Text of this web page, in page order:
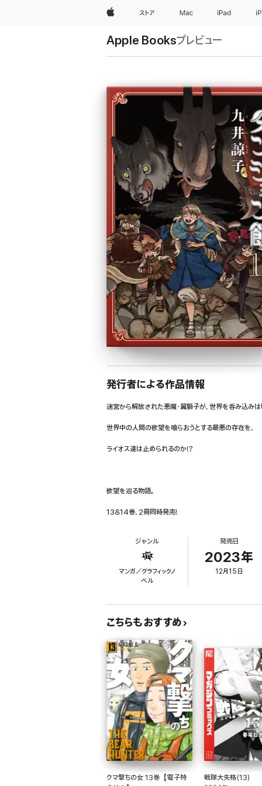
Appleストア Mac iPad
Apple Booksプレビュー
発行者による作品情報
迷宮から解放された悪魔・翼獅子が、世界を呑み込みは
世界中の人間の欲望を喰らおうとする最悪の存在を、
ライオス達は止められるのか!?
欲望を巡る物語。
13&14巻、2冊同時発売!
ジャンル
マンガ／グラフィックノ
ベル
発売日
2023年
12月15日
こちらもおすすめ
クマ撃ちの女 13巻【電子特
戦隊大失格(13)